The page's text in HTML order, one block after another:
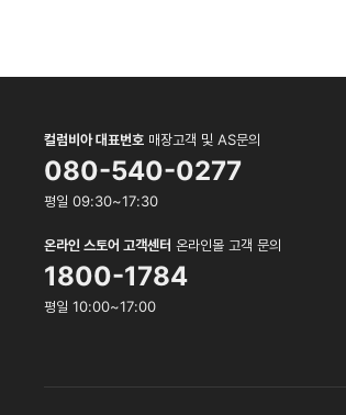
컬럼비아 대표번호 매장고객 및 AS문의
080-540-0277
평일 09:30~17:30
온라인 스토어 고객센터 온라인몰 고객 문의
1800-1784
평일 10:00~17:00